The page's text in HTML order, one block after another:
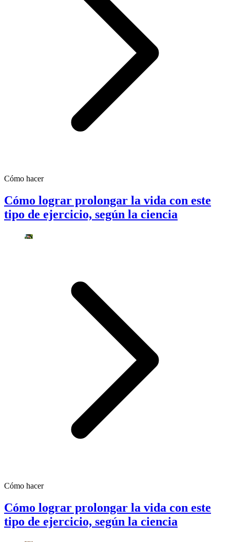
Cómo hacer
Cómo lograr prolongar la vida con este
tipo de ejercicio, según la ciencia
Cómo hacer
Cómo lograr prolongar la vida con este
tipo de ejercicio, según la ciencia